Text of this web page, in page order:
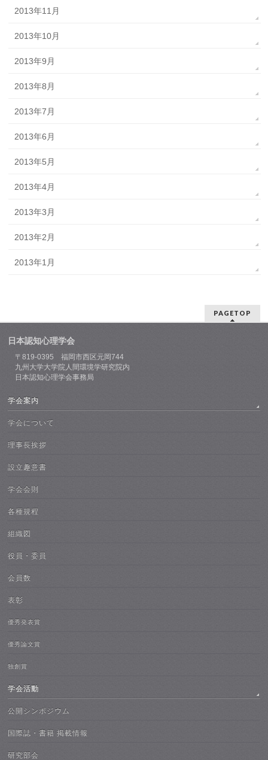
2013年11月
2013年10月
2013年9月
2013年8月
2013年7月
2013年6月
2013年5月
2013年4月
2013年3月
2013年2月
2013年1月
PAGETOP
日本認知心理学会
〒819-0395 福岡市西区元岡744
九州大学大学院人間環境学研究院内
日本認知心理学会事務局
学会案内
学会について
理事長挨拶
設立趣意書
学会会則
各種規程
組織図
役員・委員
会員数
表彰
優秀発表賞
優秀論文賞
独創賞
学会活動
公開シンポジウム
国際誌・書籍 掲載情報
研究部会